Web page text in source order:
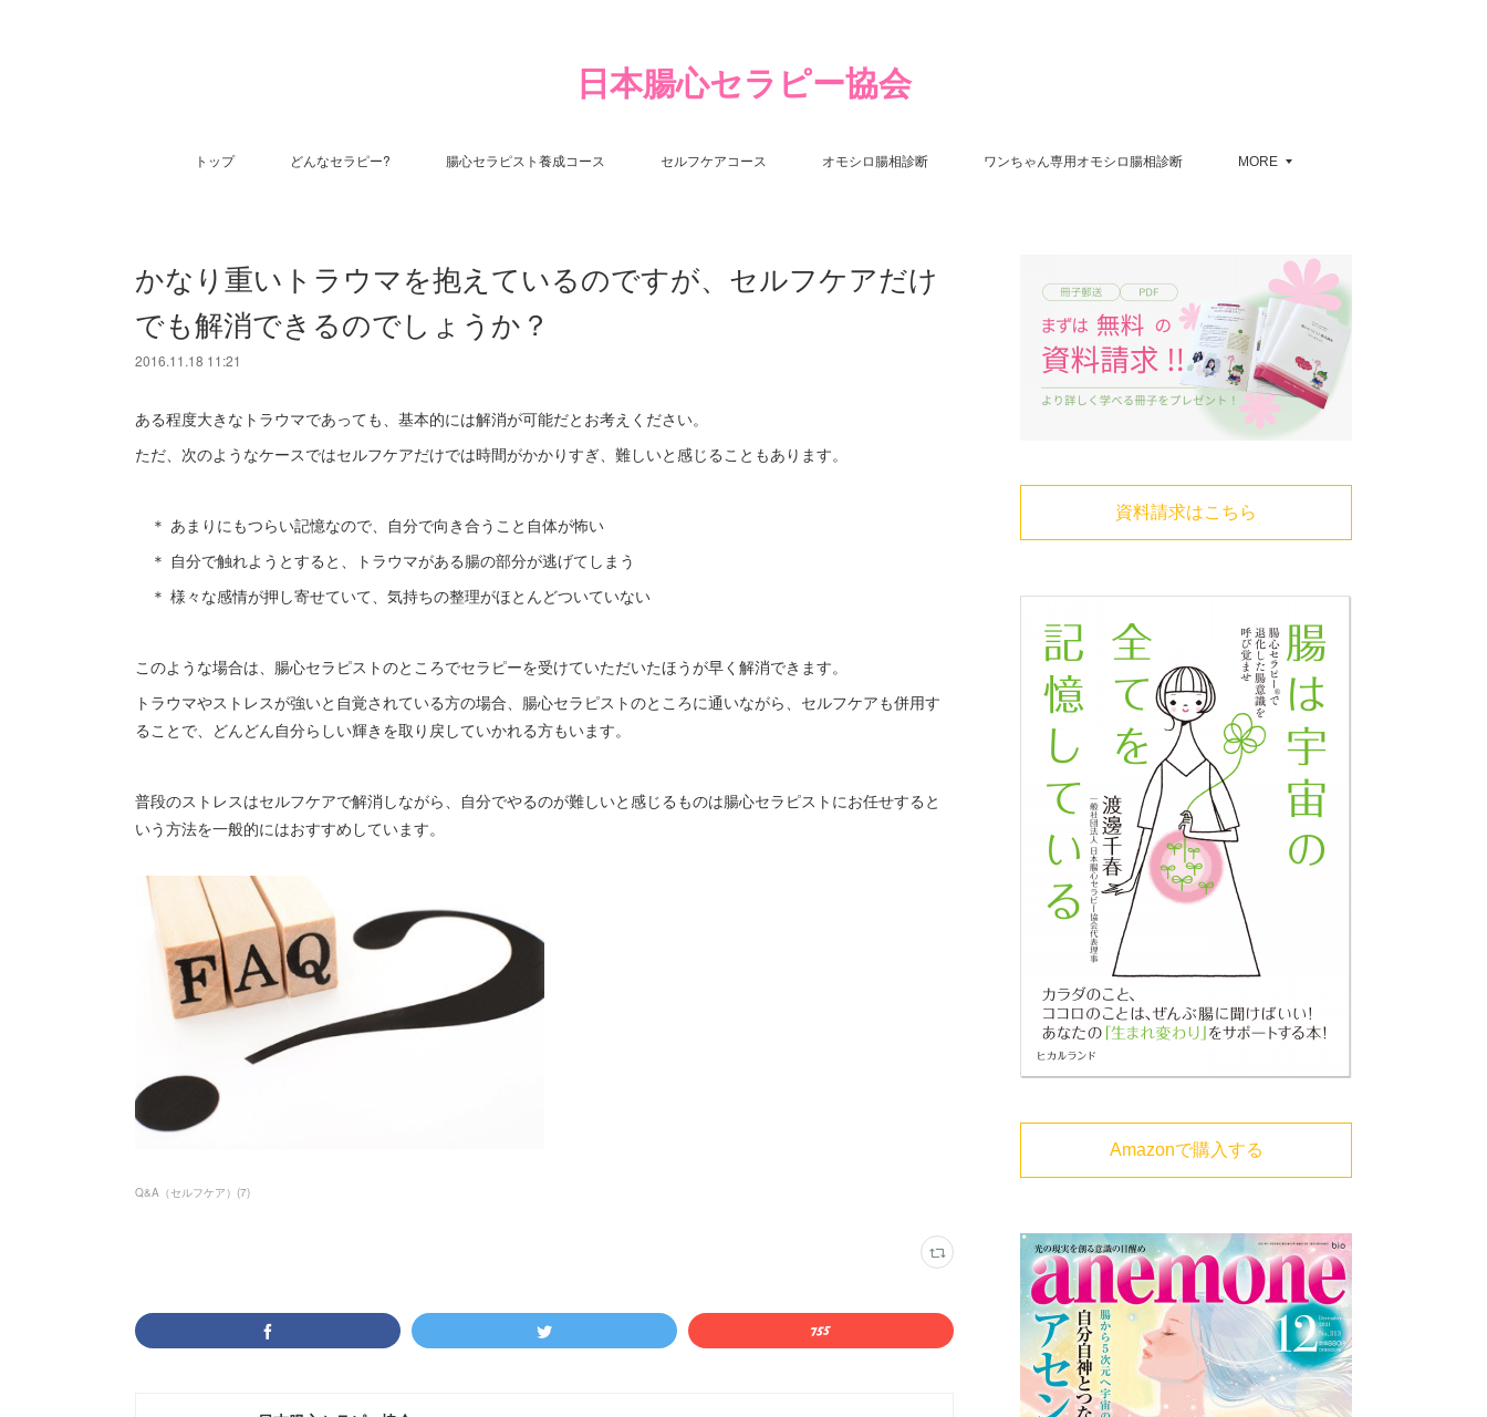
日本腸心セラピー協会
トップ どんなセラピー? 腸心セラピスト養成コース セルフケアコース オモシロ腸相診断 ワンちゃん専用オモシロ腸相診断 MORE
かなり重いトラウマを抱えているのですが、セルフケアだけ
でも解消できるのでしょうか？
2016.11.18 11:21
ある程度大きなトラウマであっても、基本的には解消が可能だとお考えください。
ただ、次のようなケースではセルフケアだけでは時間がかかりすぎ、難しいと感じることもあります。
＊ あまりにもつらい記憶なので、自分で向き合うこと自体が怖い
＊ 自分で触れようとすると、トラウマがある腸の部分が逃げてしまう
＊ 様々な感情が押し寄せていて、気持ちの整理がほとんどついていない
このような場合は、腸心セラピストのところでセラピーを受けていただいたほうが早く解消できます。
トラウマやストレスが強いと自覚されている方の場合、腸心セラピストのところに通いながら、セルフケアも併用す
ることで、どんどん自分らしい輝きを取り戻していかれる方もいます。
普段のストレスはセルフケアで解消しながら、自分でやるのが難しいと感じるものは腸心セラピストにお任せすると
いう方法を一般的にはおすすめしています。
Q&A（セルフケア） (7)
資料請求はこちら
Amazonで購入する